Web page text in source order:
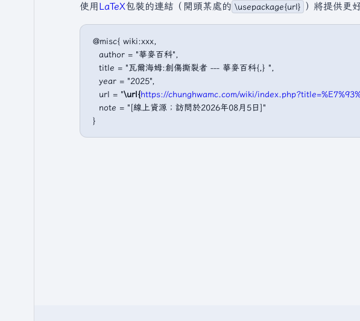
使用LaTeX包裝的連結（開頭某處的 \usepackage{url} ）將提供更
@misc{ wiki:xxx,
   author = "華麥百科",
   title = "瓦爾海姆:創傷撕裂者 --- 華麥百科{,} ",
   year = "2025",
   url = "
\url{https://chunghwamc.com/wiki/
   note = "[線上資源；訪問於2026年08月5日]"